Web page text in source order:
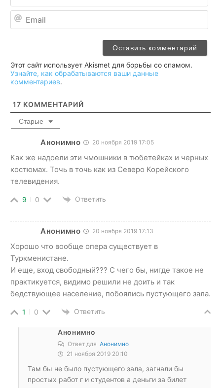
Этот сайт использует Akismet для борьбы со спамом.
Узнайте, как обрабатываются ваши данные
комментариев.
17 КОММЕНТАРИЙ
Старые
Анонимно 20 ноября 2019 17:05
Как же надоели эти чмошники в тюбетейках и черных
костюмах. Точь в точь как из Северо Корейского
телевидения.
9 0 Ответить
Анонимно 20 ноября 2019 17:13
Хорошо что вообще опера существует в
Туркменистане.
И еще, вход свободный??? С чего бы, нигде такое не
практикуется, видимо решили не доить и так
бедствующее население, побоялись пустующего зала.
1 0 Ответить
Анонимно
Ответ для Анонимно
21 ноября 2019 20:10
Там бы не было пустующего зала, загнали бы
простых работ г и студентов а деньги за билет